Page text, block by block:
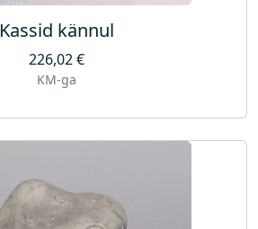
Kassid kännul
226,02€
KM-ga